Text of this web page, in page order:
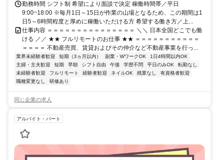
勤務時間 シフト制 希望により面談で決定 稼働時間帯／平日
9:00~18:00 ※毎月1日～15日が作業の山場となるため、この期間は1
日5～6時間程度と厚めに稼働いただける方 希望する働き方／上...
仕事内容 ＝＝＝＝＝＝＝＝＝＝＝＝＝＝＝ ＼＼ 日本全国どこでも働
ける ／／ ★★ フルリモートのお仕事 ★★ ＝＝＝＝＝＝＝＝＝＝＝
＝＝＝＝ 不動産売買、賃貸およびその仲介など不動産事業を行っ...
業界未経験者歓迎 短期（3ヵ月以内） 副業・WワークOK
1日4時間以内OK
主婦・主夫歓迎
短期 早朝 シフト自由 午後 学歴不問 平日のみOK
転勤なし
未経験者歓迎
フルリモート 経験者歓迎 ネイルOK 残業なし
有資格者歓迎
職種変更なし
研修あり
同じ企業の求人
アルバイト・パート